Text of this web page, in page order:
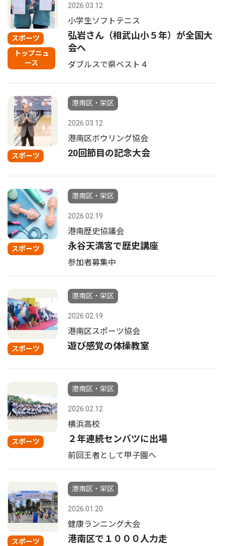
スポーツ
トップニュ
ース
2026.03.12
小学生ソフトテニス
弘岩さん（相武山小５年）が全国大
会へ
ダブルスで県ベスト４
スポーツ
港南区・栄区
2026.03.12
港南区ボウリング協会
20回節目の記念大会
スポーツ
港南区・栄区
2026.02.19
港南歴史協議会
永谷天満宮で歴史講座
参加者募集中
スポーツ
港南区・栄区
2026.02.19
港南区スポーツ協会
遊び感覚の体操教室
スポーツ
港南区・栄区
2026.02.12
横浜高校
２年連続センバツに出場
前回王者として甲子園へ
スポーツ
港南区・栄区
2026.01.20
健康ランニング大会
港南区で１０００人力走